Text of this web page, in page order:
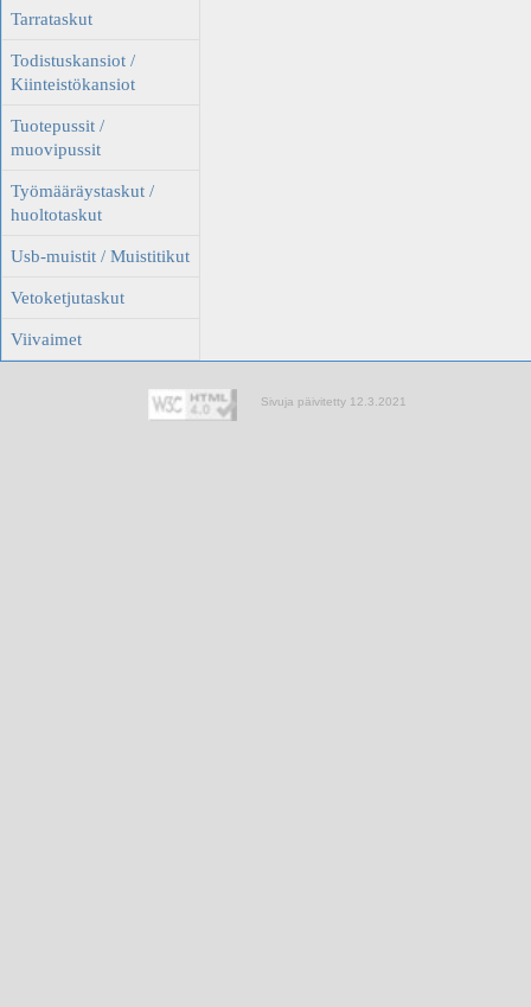
Tarrataskut
Todistuskansiot /
Kiinteistökansiot
Tuotepussit /
muovipussit
Työmääräystaskut /
huoltotaskut
Usb-muistit / Muistitikut
Vetoketjutaskut
Viivaimet
Sivuja päivitetty 12.3.2021